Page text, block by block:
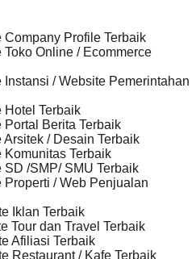
Profile Terbaik
Online / Ecommerce
/ Website Pemerintahan
Hotel Terbaik
Berita Terbaik
/ Desain Terbaik
Komunitas Terbaik
/SMP/ SMU Terbaik
/ Web Penjualan
Iklan Terbaik
Tour dan Travel Terbaik
Afiliasi Terbaik
Restaurant / Kafe Terbaik